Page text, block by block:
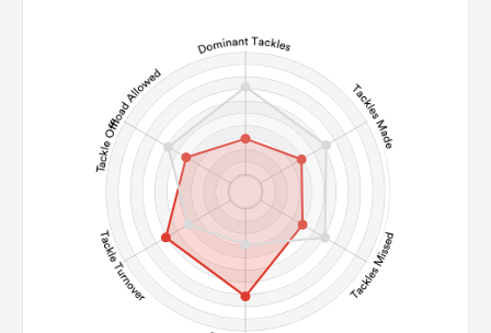
Carries
Kicks
Post Contact Meters